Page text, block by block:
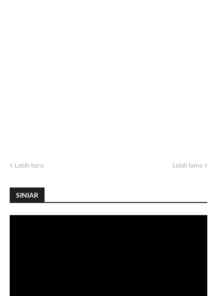
Lebih baru Lebih lama
SINIAR